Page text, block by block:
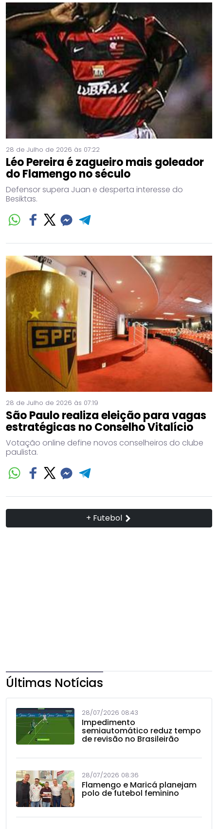
28 de Julho de 2026 às 07:22
Léo Pereira é zagueiro mais goleador
do Flamengo no século
Defensor supera Juan e desperta interesse do
Besiktas.
28 de Julho de 2026 às 07:19
São Paulo realiza eleição para vagas
estratégicas no Conselho Vitalício
Votação online define novos conselheiros do clube
paulista.
+ Futebol
Últimas Notícias
28/07/2026 08:43
Impedimento
semiautomático reduz tempo
de revisão no Brasileirão
28/07/2026 08:36
Flamengo e Maricá planejam
polo de futebol feminino